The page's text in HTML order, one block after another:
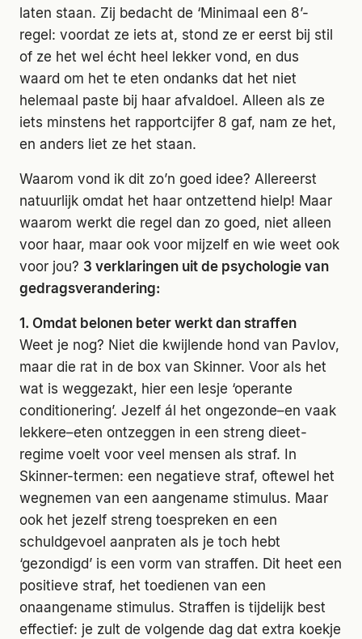
laten staan. Zij bedacht de ‘Minimaal een 8’-
regel: voordat ze iets at, stond ze er eerst bij stil
of ze het wel écht heel lekker vond, en dus
waard om het te eten ondanks dat het niet
helemaal paste bij haar afvaldoel. Alleen als ze
iets minstens het rapportcijfer 8 gaf, nam ze het,
en anders liet ze het staan.
Waarom vond ik dit zo’n goed idee? Allereerst
natuurlijk omdat het haar ontzettend hielp! Maar
waarom werkt die regel dan zo goed, niet alleen
voor haar, maar ook voor mijzelf en wie weet ook
voor jou? 3 verklaringen uit de psychologie van
gedragsverandering:
1. Omdat belonen beter werkt dan straffen
Weet je nog? Niet die kwijlende hond van Pavlov,
maar die rat in de box van Skinner. Voor als het
wat is weggezakt, hier een lesje ‘operante
conditionering’. Jezelf ál het ongezonde–en vaak
lekkere–eten ontzeggen in een streng dieet-
regime voelt voor veel mensen als straf. In
Skinner-termen: een negatieve straf, oftewel het
wegnemen van een aangename stimulus. Maar
ook het jezelf streng toespreken en een
schuldgevoel aanpraten als je toch hebt
‘gezondigd’ is een vorm van straffen. Dit heet een
positieve straf, het toedienen van een
onaangename stimulus. Straffen is tijdelijk best
effectief: je zult de volgende dag dat extra koekje